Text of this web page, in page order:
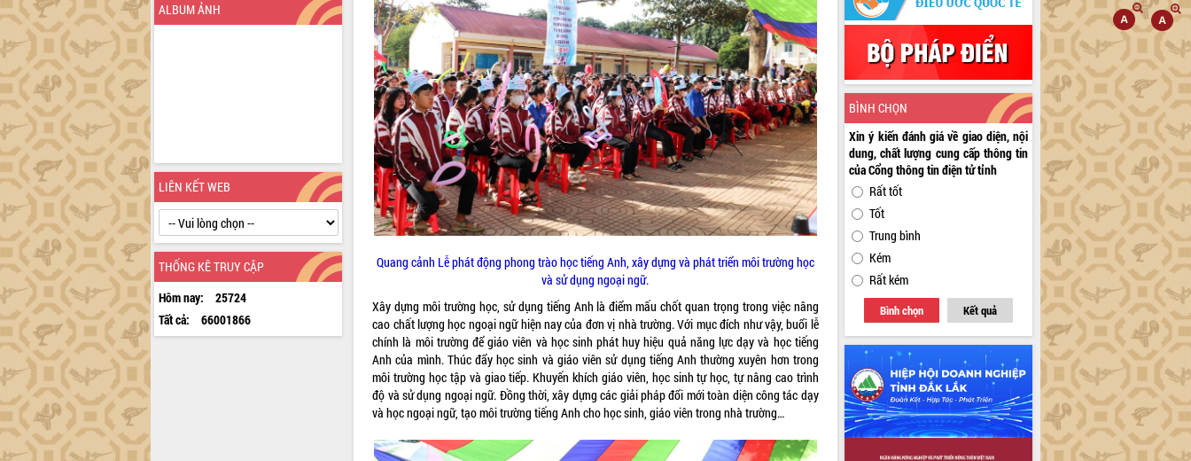
ALBUM ẢNH
LIÊN KẾT WEB
THỐNG KÊ TRUY CẬP
Hôm nay:
25724
Tất cả:
66001866
Quang cảnh Lễ phát động phong trào học tiếng Anh, xây dựng và phát triển môi trường học
và sử dụng ngoại ngữ.
Xây dựng môi trường học, sử dụng tiếng Anh là điểm mấu chốt quan trọng trong việc nâng
cao chất lượng học ngoại ngữ hiện nay của đơn vị nhà trường. Với mục đích như vậy, buổi lễ
chính là môi trường để giáo viên và học sinh phát huy hiệu quả năng lực dạy và học tiếng
Anh của mình. Thúc đẩy học sinh và giáo viên sử dụng tiếng Anh thường xuyên hơn trong
môi trường học tập và giao tiếp. Khuyến khích giáo viên, học sinh tự học, tự nâng cao trình
độ và sử dụng ngoại ngữ. Đồng thời, xây dựng các giải pháp đổi mới toàn diện công tác dạy
và học ngoại ngữ, tạo môi trường tiếng Anh cho học sinh, giáo viên trong nhà trường…
BÌNH CHỌN
Xin ý kiến đánh giá về giao diện, nội
dung, chất lượng cung cấp thông tin
của Cổng thông tin điện tử tỉnh
Rất tốt
Tốt
Trung bình
Kém
Rất kém
Bình chọn Kết quả